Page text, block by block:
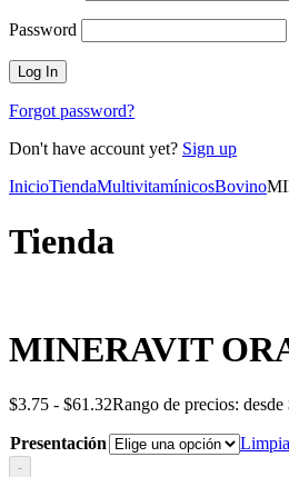
Password
Forgot password?
Don't have account yet? Sign up
InicioTiendaMultivitamínicosBovino
Tienda
MINERAVIT
$3.75 - $61.32Rango de precios:
Presentación
-